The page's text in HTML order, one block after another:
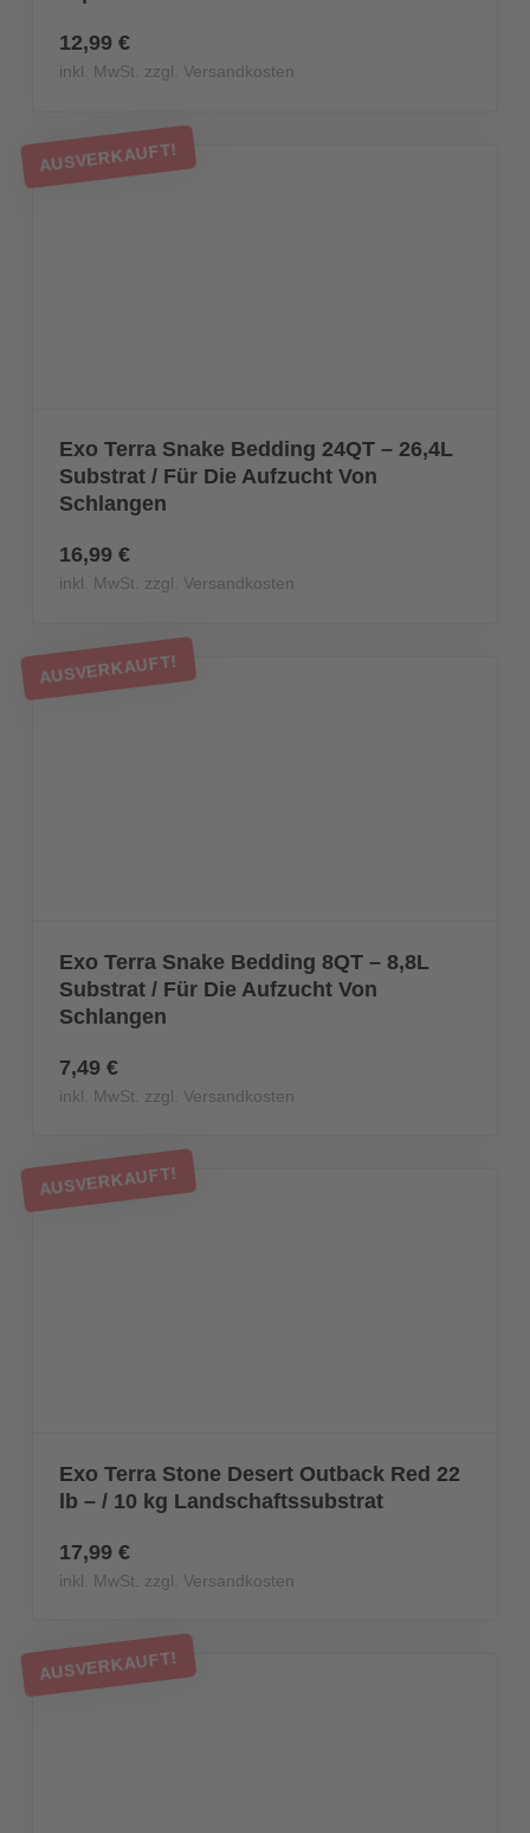
12,99 €
inkl. MwSt. zzgl. Versandkosten
Exo Terra Snake Bedding 24QT – 26,4L
Substrat / Für Die Aufzucht Von
Schlangen
16,99 €
inkl. MwSt. zzgl. Versandkosten
AUSVERKAUFT!
Exo Terra Snake Bedding 8QT – 8,8L
Substrat / Für Die Aufzucht Von
Schlangen
7,49 €
inkl. MwSt. zzgl. Versandkosten
AUSVERKAUFT!
Exo Terra Stone Desert Outback Red 22
lb – / 10 kg Landschaftssubstrat
17,99 €
inkl. MwSt. zzgl. Versandkosten
AUSVERKAUFT!
AUSVERKAUFT!